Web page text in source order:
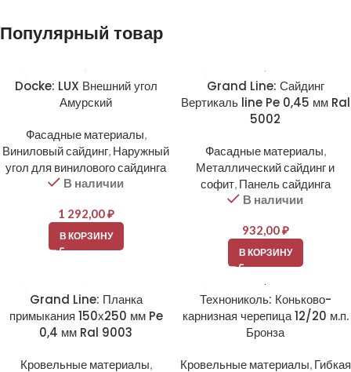
Популярный товар
Docke: LUX Внешний угол
Амурский
Фасадные материалы,
Виниловый сайдинг, Наружный
угол для винилового сайдинга
В наличии
1 292,00₽
В КОРЗИНУ
Grand Line: Сайдинг
Вертикаль line Pe 0,45 мм Ral
5002
Фасадные материалы,
Металлический сайдинг и
софит, Панель сайдинга
В наличии
932,00₽
В КОРЗИНУ
Grand Line: Планка
примыкания 150х250 мм Pe
0,4 мм Ral 9003
Кровельные материалы,
Технониколь: Коньково-
карнизная черепица 12/20 м.п.
Бронза
Кровельные материалы, Гибкая